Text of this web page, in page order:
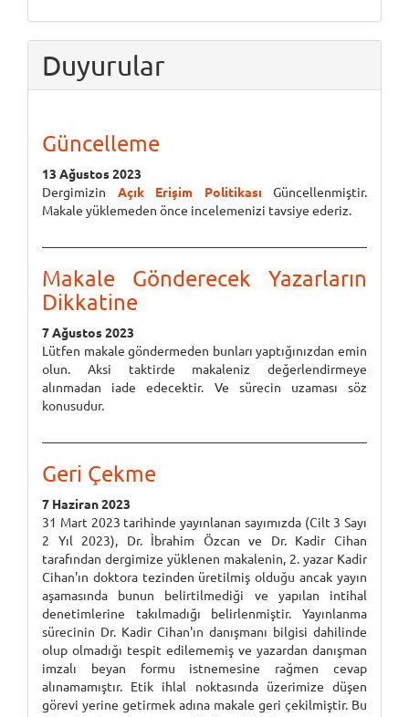
Duyurular
Güncelleme
13 Ağustos 2023
Dergimizin Açık Erişim Politikası Güncellenmiştir.
Makale yüklemeden önce incelemenizi tavsiye ederiz.
Makale Gönderecek Yazarların
Dikkatine
7 Ağustos 2023
Lütfen makale göndermeden bunları yaptığınızdan emin
olun. Aksi taktirde makaleniz değerlendirmeye
alınmadan iade edecektir. Ve sürecin uzaması söz
konusudur.
Geri Çekme
7 Haziran 2023
31 Mart 2023 tarihinde yayınlanan sayımızda (Cilt 3 Sayı
2 Yıl 2023), Dr. İbrahim Özcan ve Dr. Kadir Cihan
tarafından dergimize yüklenen makalenin, 2. yazar Kadir
Cihan'ın doktora tezinden üretilmiş olduğu ancak yayın
aşamasında bunun belirtilmediği ve yapılan intihal
denetimlerine takılmadığı belirlenmiştir. Yayınlanma
sürecinin Dr. Kadir Cihan'ın danışmanı bilgisi dahilinde
olup olmadığı tespit edilememiş ve yazardan danışman
imzalı beyan formu istnemesine rağmen cevap
alınamamıştır. Etik ihlal noktasında üzerimize düşen
görevi yerine getirmek adına makale geri çekilmiştir. Bu